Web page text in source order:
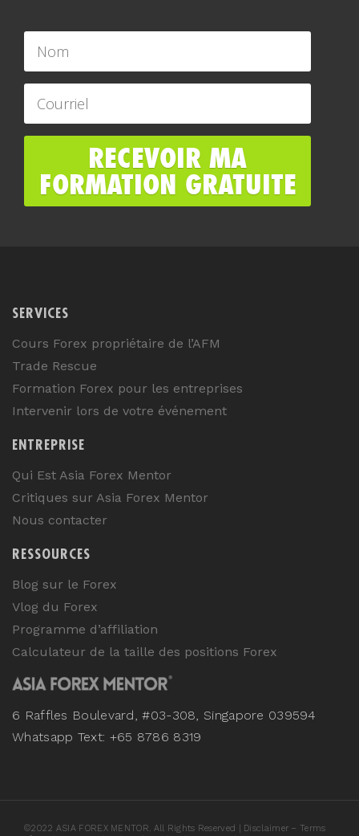
SERVICES
Cours Forex propriétaire de l’AFM
Trade Rescue
Formation Forex pour les entreprises
Intervenir lors de votre événement
ENTREPRISE
Qui Est Asia Forex Mentor
Critiques sur Asia Forex Mentor
Nous contacter
RESSOURCES
Blog sur le Forex
Vlog du Forex
Programme d’affiliation
Calculateur de la taille des positions Forex
6 Raffles Boulevard, #03-308, Singapore 039594
Whatsapp Text: +65 8786 8319
©2022 ASIA FOREX MENTOR. All Rights Reserved | Disclaimer – Terms